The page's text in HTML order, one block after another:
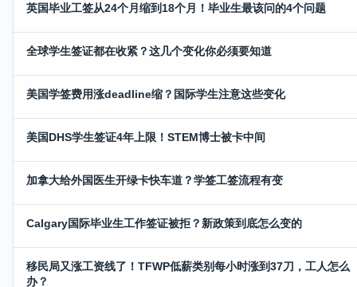
英国毕业工签从24个月缩到18个月！毕业生最该问的4个问题
全球学生签证都在收紧？这几个变化你必须要知道
美国学签费用涨deadline缩？国际学生注意这些变化
美国DHS学生签证4年上限！STEM博士被卡中间
加拿大给外国医生开绿卡快车道？学签工签流程有变
Calgary国际毕业生工作签证被拒？新政策到底怎么变的
移民局又涨工资线了！TFWP低薪类别每小时涨到37刀，工人怎么
办？